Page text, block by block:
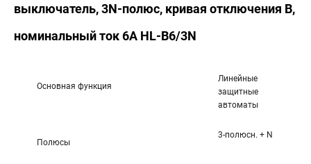
выключатель, 3N-полюс, кривая отключения B,
номинальный ток 6А HL-B6/3N
Основная функция
Линейные
защитные
автоматы
Полюсы
3-полюсн. + N